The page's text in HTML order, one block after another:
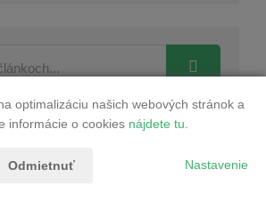
optimalizáciu našich webových stránok a
informácie o cookies nájdete tu
Odmietnuť Nastavenie